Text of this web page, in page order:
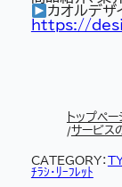
カオルデザ
https://
トップペー
サービス
CATEGORY：
ﾁﾗｼ・ﾘｰﾌﾚｯﾄ